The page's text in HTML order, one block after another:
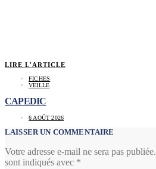
LIRE L'ARTICLE
FICHES
VEILLE
CAPEDIC
6 AOÛT 2026
LAISSER UN COMMENTAIRE
Votre adresse e-mail ne sera pas publiée.
sont indiqués avec *